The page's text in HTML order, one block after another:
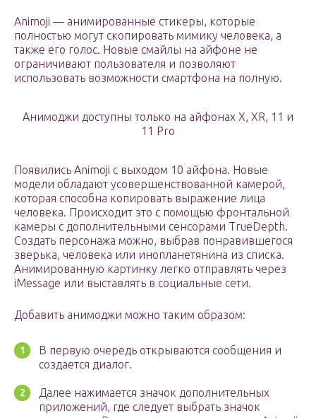
Animoji — анимированные стикеры, которые
полностью могут скопировать мимику человека, а
также его голос. Новые смайлы на айфоне не
ограничивают пользователя и позволяют
использовать возможности смартфона на полную.
Анимоджи доступны только на айфонах X, XR, 11 и
11 Pro
Появились Animoji с выходом 10 айфона. Новые
модели обладают усовершенствованной камерой,
которая способна копировать выражение лица
человека. Происходит это с помощью фронтальной
камеры с дополнительными сенсорами TrueDepth.
Создать персонажа можно, выбрав понравившегося
зверька, человека или инопланетянина из списка.
Анимированную картинку легко отправлять через
iMessage или выставлять в социальные сети.
Добавить анимоджи можно таким образом:
В первую очередь открываются сообщения и
создается диалог.
Далее нажимается значок дополнительных
приложений, где следует выбрать значок